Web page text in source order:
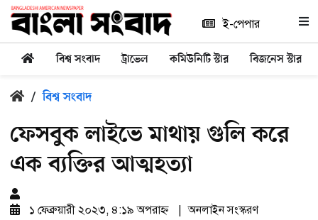
ই-পেপার
বিশ্ব সংবাদ ট্রাভেল কমিউনিটি স্টার বিজনেস স্টার
/ বিশ্ব সংবাদ
ফেসবুক লাইভে মাথায় গুলি করে
এক ব্যক্তির আত্মহত্যা
১ ফেব্রুয়ারী ২০২৩, ৪:১৯ অপরাহ্ন অনলাইন সংস্করণ